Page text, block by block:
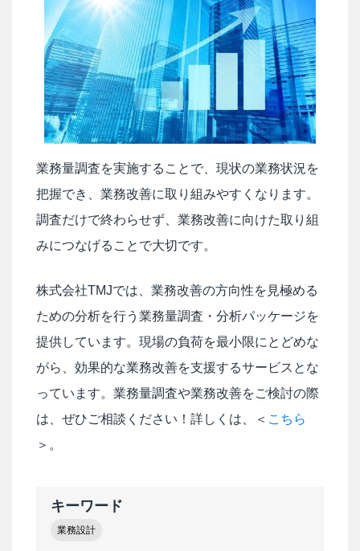
業務量調査を実施することで、現状の業務状況を
把握でき、業務改善に取り組みやすくなります。
調査だけで終わらせず、業務改善に向けた取り組
みにつなげることで大切です。
株式会社TMJでは、業務改善の方向性を見極める
ための分析を行う業務量調査・分析パッケージを
提供しています。現場の負荷を最小限にとどめな
がら、効果的な業務改善を支援するサービスとな
っています。業務量調査や業務改善をご検討の際
は、ぜひご相談ください！詳しくは、＜ こちら
＞。
キーワード
業務設計